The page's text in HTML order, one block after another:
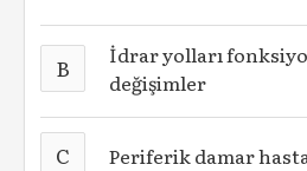
B
İdrar yolları
değişimler
C Periferik damar